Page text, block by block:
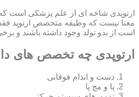
ارتوپدی شاخه ای از علم پزشکی است
معنا نیست که وظیفه متخصص ارتوپد
است از بدو تولد وجود داشته باشند و
ارتوپدی چه تخصص های
دست و اندام فوقانی
پا و مچ پا